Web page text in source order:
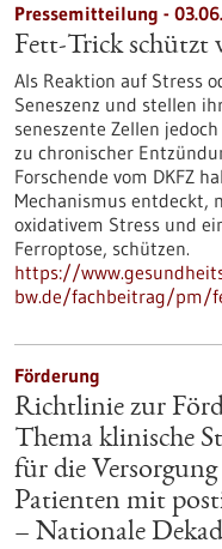
Pressemitteilung -
Fett-Trick schützt
Als Reaktion auf Stress
Seneszenz und stellen
seneszente Zellen
zu chronischer
Forschende vom DKFZ
Mechanismus entdeckt,
oxidativem Stress und
Ferroptose, schützen.
https://
bw.de/fachbeitrag/pm/
Förderung
Richtlinie zur
Thema klinische
für die
Patienten mit
– Nationale